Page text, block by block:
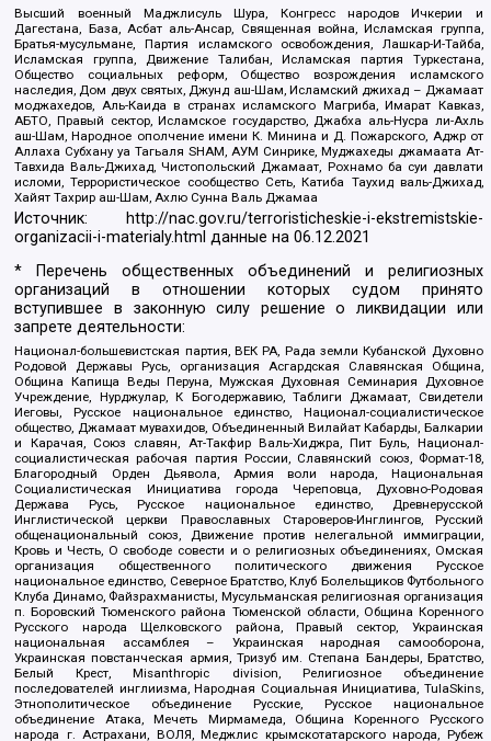
Высший военный Маджлисуль Шура, Конгресс народов Ичкерии и
Дагестана, База, Асбат аль-Ансар, Священная война, Исламская группа,
Братья-мусульмане, Партия исламского освобождения, Лашкар-И-Тайба,
Исламская группа, Движение Талибан, Исламская партия Туркестана,
Общество социальных реформ, Общество возрождения исламского
наследия, Дом двух святых, Джунд аш-Шам, Исламский джихад – Джамаат
моджахедов, Аль-Каида в странах исламского Магриба, Имарат Кавказ,
АБТО, Правый сектор, Исламское государство, Джабха аль-Нусра ли-Ахль
аш-Шам, Народное ополчение имени К. Минина и Д. Пожарского, Аджр от
Аллаха Субхану уа Тагьаля SHAM, АУМ Синрике, Муджахеды джамаата Ат-
Тавхида Валь-Джихад, Чистопольский Джамаат, Рохнамо ба суи давлати
исломи, Террористическое сообщество Сеть, Катиба Таухид валь-Джихад,
Хайят Тахрир аш-Шам, Ахлю Сунна Валь Джамаа
Источник:
http://nac.gov.ru/terroristicheskie-i-ekstremistskie-
organizacii-i-materialy.html данные на06.12.2021
* Перечень общественных объединений и религиозных
организаций в отношении которых судом принято
вступившее в законную силу решение о ликвидации или
запрете деятельности:
Национал-большевистская партия, ВЕК РА, Рада земли Кубанской Духовно
Родовой Державы Русь, организация Асгардская Славянская Община,
Община Капища Веды Перуна, Мужская Духовная Семинария Духовное
Учреждение, Нурджулар, К Богодержавию, Таблиги Джамаат, Свидетели
Иеговы, Русское национальное единство, Национал-социалистическое
общество, Джамаат мувахидов, Объединенный Вилайат Кабарды, Балкарии
и Карачая, Союз славян, Ат-Такфир Валь-Хиджра, Пит Буль, Национал-
социалистическая рабочая партия России, Славянский союз, Формат-18,
Благородный Орден Дьявола, Армия воли народа, Национальная
Социалистическая Инициатива города Череповца, Духовно-Родовая
Держава Русь, Русское национальное единство, Древнерусской
Инглистической церкви Православных Староверов-Инглингов, Русский
общенациональный союз, Движение против нелегальной иммиграции,
Кровь и Честь, О свободе совести и о религиозных объединениях, Омская
организация общественного политического движения Русское
национальное единство, Северное Братство, Клуб Болельщиков Футбольного
Клуба Динамо, Файзрахманисты, Мусульманская религиозная организация
п. Боровский Тюменского района Тюменской области, Община Коренного
Русского народа Щелковского района, Правый сектор, Украинская
национальная ассамблея – Украинская народная самооборона,
Украинская повстанческая армия, Тризуб им. Степана Бандеры, Братство,
Белый Крест, Misanthropic division, Религиозное объединение
последователей инглиизма, Народная Социальная Инициатива, TulaSkins,
Этнополитическое объединение Русские, Русское национальное
объединение Атака, Мечеть Мирмамеда, Община Коренного Русского
народа г. Астрахани, ВОЛЯ, Меджлис крымскотатарского народа, Рубеж